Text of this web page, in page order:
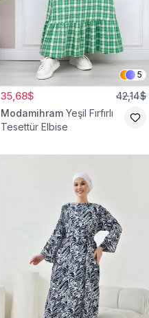
5
35,68$ 42,14$
Modamihram Yeşil Fırfırlı
Tesettür Elbise